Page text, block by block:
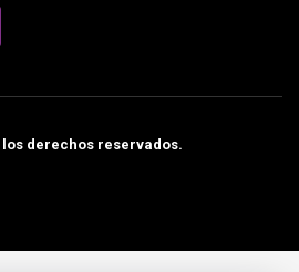
derechos reservados.